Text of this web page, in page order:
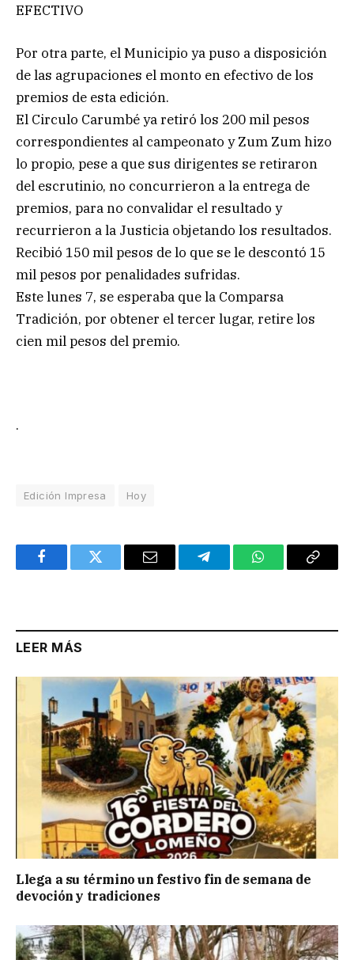
EFECTIVO
Por otra parte, el Municipio ya puso a disposición
de las agrupaciones el monto en efectivo de los
premios de esta edición.
El Circulo Carumbé ya retiró los 200 mil pesos
correspondientes al campeonato y Zum Zum hizo
lo propio, pese a que sus dirigentes se retiraron
del escrutinio, no concurrieron a la entrega de
premios, para no convalidar el resultado y
recurrieron a la Justicia objetando los resultados.
Recibió 150 mil pesos de lo que se le descontó 15
mil pesos por penalidades sufridas.
Este lunes 7, se esperaba que la Comparsa
Tradición, por obtener el tercer lugar, retire los
cien mil pesos del premio.
.
Edición Impresa Hoy
FacebookTwitter Email TelegramWhatsAppCopy
LEER MÁS
Llega a su término un festivo fin de semana de
devoción y tradiciones